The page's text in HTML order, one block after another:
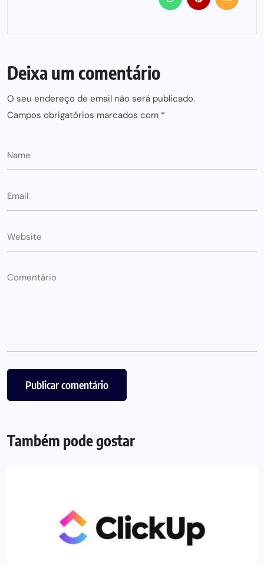
Deixa um comentário
O seu endereço de email não será publicado.
Campos obrigatórios marcados com *
Também pode gostar